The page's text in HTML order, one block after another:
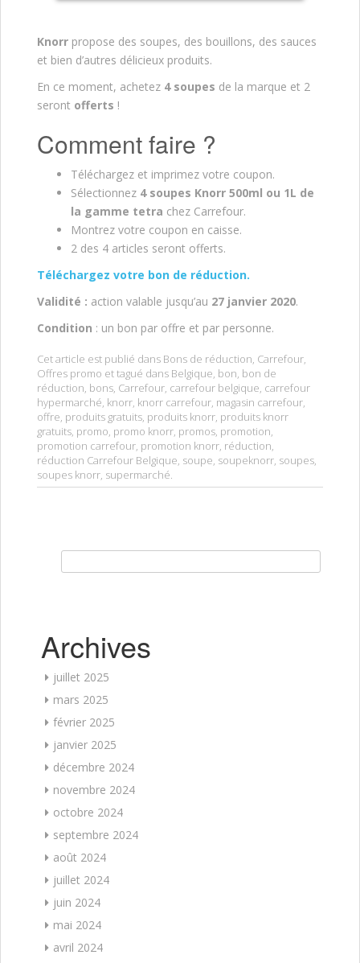
Knorr propose des soupes, des bouillons, des sauces
et bien d’autres délicieux produits.
En ce moment, achetez 4 soupes de la marque et 2
seront offerts !
Comment faire ?
Téléchargez et imprimez votre coupon.
Sélectionnez 4 soupes Knorr 500ml ou 1L de
la gamme tetra chez Carrefour.
Montrez votre coupon en caisse.
2 des 4 articles seront offerts.
Téléchargez votre bon de réduction.
Validité : action valable jusqu’au 27 janvier 2020.
Condition : un bon par offre et par personne.
Cet article est publié dans Bons de réduction, Carrefour,
Offres promo et tagué dans Belgique, bon, bon de
réduction, bons, Carrefour, carrefour belgique, carrefour
hypermarché, knorr, knorr carrefour, magasin carrefour,
offre, produits gratuits, produits knorr, produits knorr
gratuits, promo, promo knorr, promos, promotion,
promotion carrefour, promotion knorr, réduction,
réduction Carrefour Belgique, soupe, soupeknorr, soupes,
soupes knorr, supermarché.
Archives
juillet 2025
mars 2025
février 2025
janvier 2025
décembre 2024
novembre 2024
octobre 2024
septembre 2024
août 2024
juillet 2024
juin 2024
mai 2024
avril 2024